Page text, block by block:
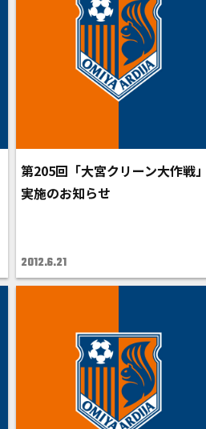
第205回「大宮クリーン大作戦」
実施のお知らせ
2012.6.21